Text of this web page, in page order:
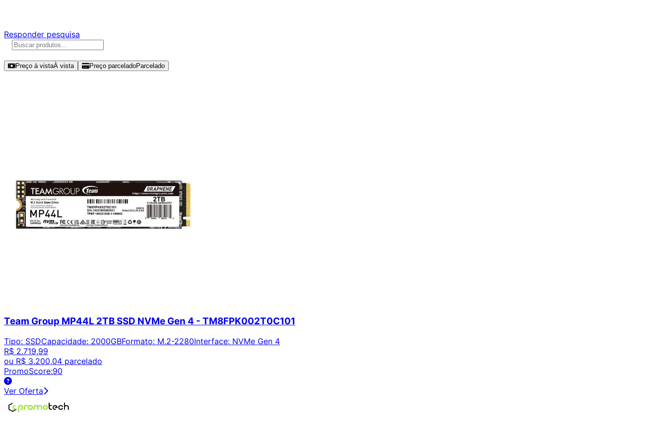
Responder pesquisa
Preço à vistaÀ vista Preço parceladoParcelado
Team Group MP44L 2TB SSD NVMe Gen 4 - TM8FPK002T0C101
Tipo: SSDCapacidade: 2000GBFormato: M.2-2280Interface: NVMe Gen 4
R$ 2.719,99
ou R$ 3.200,04 parcelado
PromoScore:90
Ver Oferta